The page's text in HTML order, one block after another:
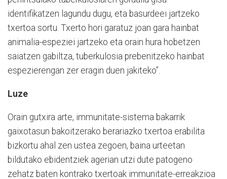
identifikatzen lagundu dugu, eta basurdeei jartzeko
txertoa sortu. Txerto hori garatuz joan gara hainbat
animalia-espeziei jartzeko eta orain hura hobetzen
saiatzen gabiltza, tuberkulosia prebenitzeko hainbat
espezierengan zer eragin duen jakiteko”.
Luze
Orain gutxira arte, immunitate-sistema bakarrik
gaixotasun bakoitzerako berariazko txertoa erabilita
bizkortu ahal zen ustea zegoen, baina urteetan
bildutako ebidentziek agerian utzi dute patogeno
zehatz baten kontrako txertoak immunitate-erreakzioa